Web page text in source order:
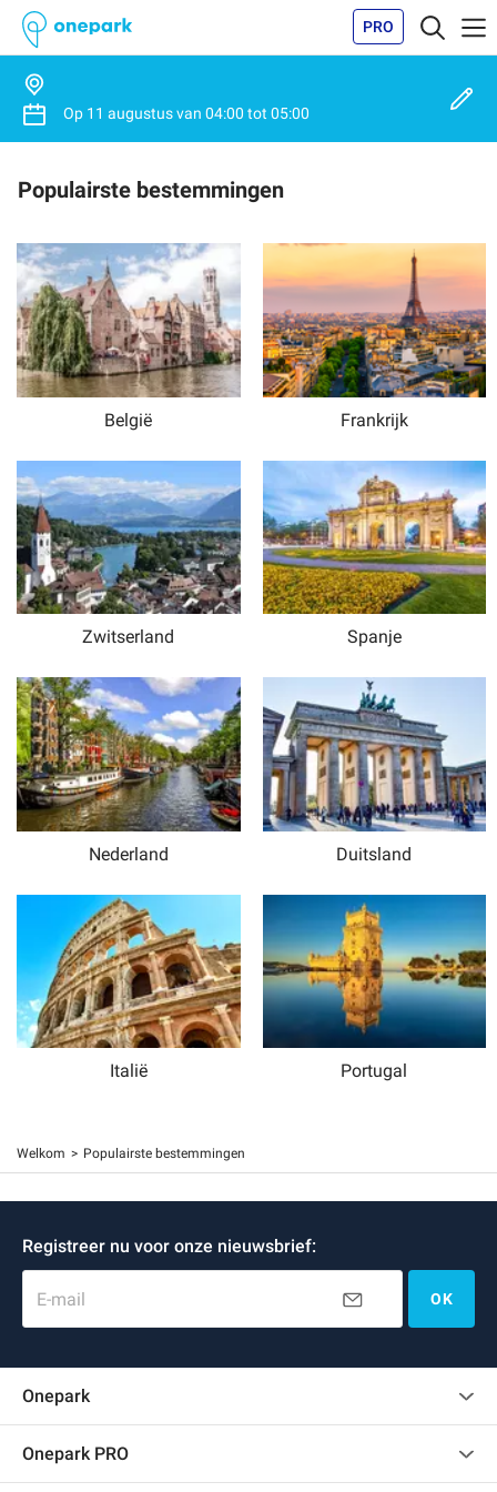
PRO
Op 11 augustusvan 04:00 tot 05:00
Populairste bestemmingen
België Frankrijk
Zwitserland Spanje
Nederland Duitsland
Italië Portugal
Welkom Populairste bestemmingen
Registreer nu voor onze nieuwsbrief:
E-mail OK
Onepark
Onepark PRO